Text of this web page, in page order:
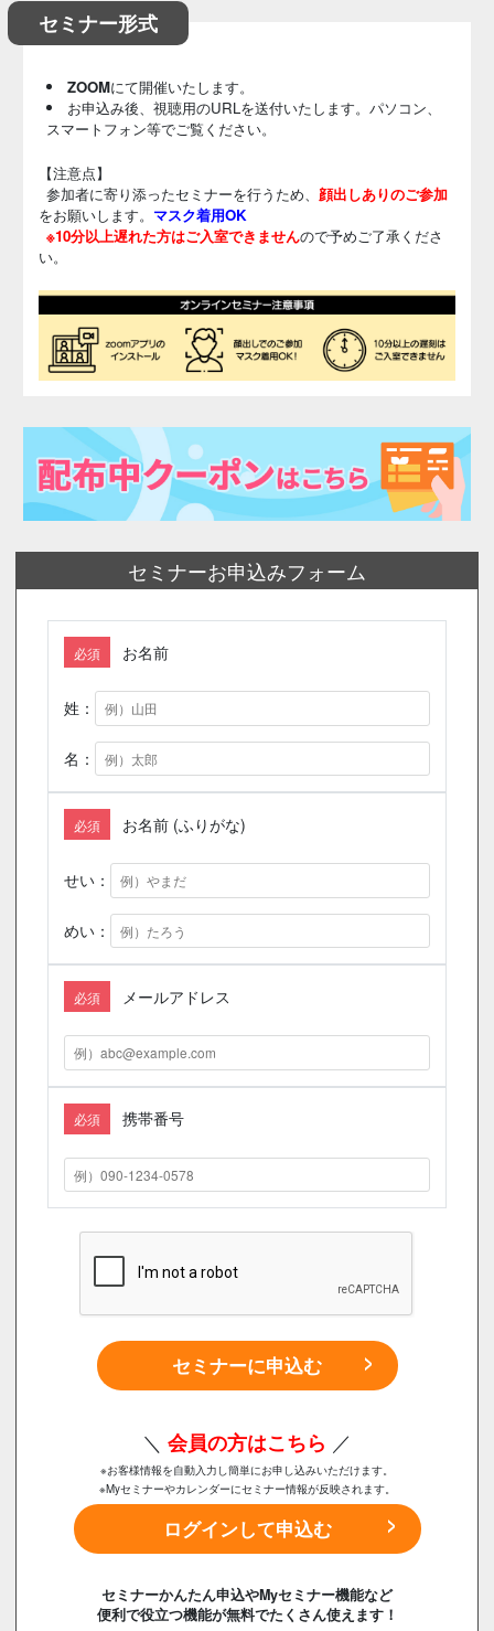
セミナー形式
ZOOMにて開催いたします。
お申込み後、視聴用のURLを送付いたします。パソコン、
スマートフォン等でご覧ください。
【注意点】
参加者に寄り添ったセミナーを行うため、 顔出しありのご参加
をお願いします。 マスク着用OK
※10分以上遅れた方はご入室できませんので予めご了承くださ
い。
セミナーお申込みフォーム
必須 お名前
姓：
名：
必須 お名前 (ふりがな)
せい：
めい：
必須 メールアドレス
必須 携帯番号
セミナーに申込む
＼ 会員の方はこちら ／
※お客様情報を自動入力し簡単にお申し込みいただけます。
※Myセミナーやカレンダーにセミナー情報が反映されます。
ログインして申込む
セミナーかんたん申込やMyセミナー機能など
便利で役立つ機能が無料でたくさん使えます！